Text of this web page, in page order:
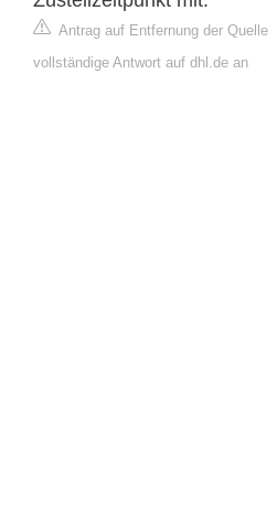
Antrag auf Entfernung der Quelle
vollständige Antwort auf dhl.de an